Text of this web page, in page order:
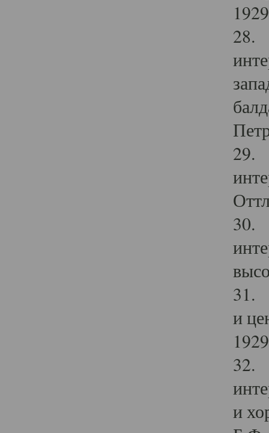
28.
29.
30.
31.
и
32.
и